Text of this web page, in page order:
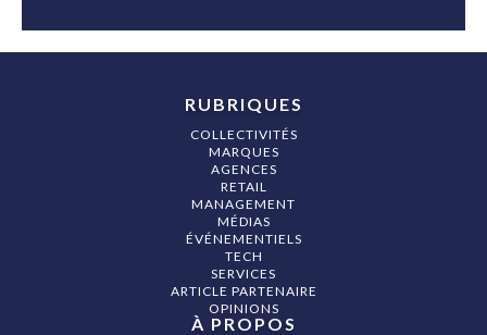
RUBRIQUES
COLLECTIVITÉS
MARQUES
AGENCES
RETAIL
MANAGEMENT
MÉDIAS
ÉVÉNEMENTIELS
TECH
SERVICES
ARTICLE PARTENAIRE
OPINIONS
À PROPOS